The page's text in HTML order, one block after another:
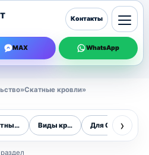
MAX WhatsApp
Контакты
»Скатные кровли»
кровлиВиды кровель Для Сахалина
›